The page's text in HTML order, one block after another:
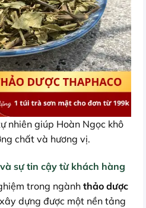
nhiên giúp Hoàn Ngọc khô
chất và hương vị.
sự tin cậy từ khách hàng
trong ngành thảo dược
dựng được một nền tảng